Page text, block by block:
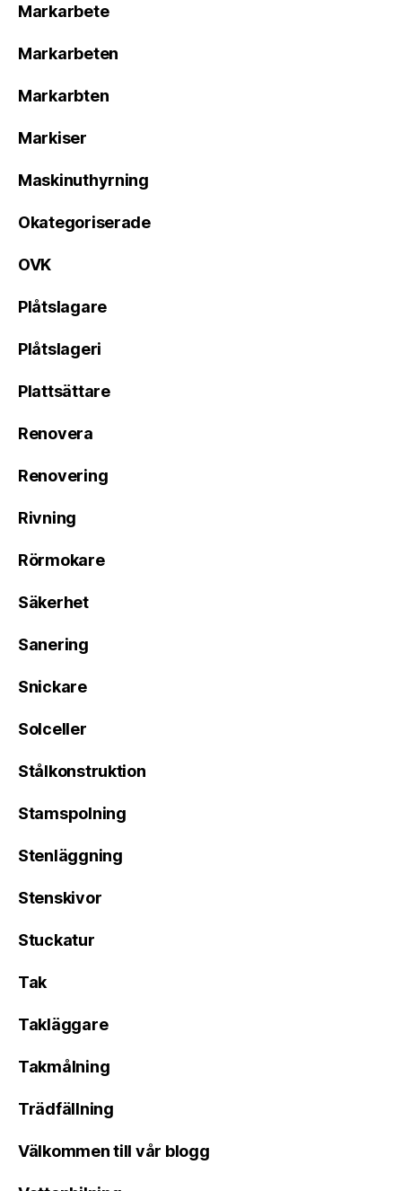
Markarbete
Markarbeten
Markarbten
Markiser
Maskinuthyrning
Okategoriserade
OVK
Plåtslagare
Plåtslageri
Plattsättare
Renovera
Renovering
Rivning
Rörmokare
Säkerhet
Sanering
Snickare
Solceller
Stålkonstruktion
Stamspolning
Stenläggning
Stenskivor
Stuckatur
Tak
Takläggare
Takmålning
Trädfällning
Välkommen till vår blogg